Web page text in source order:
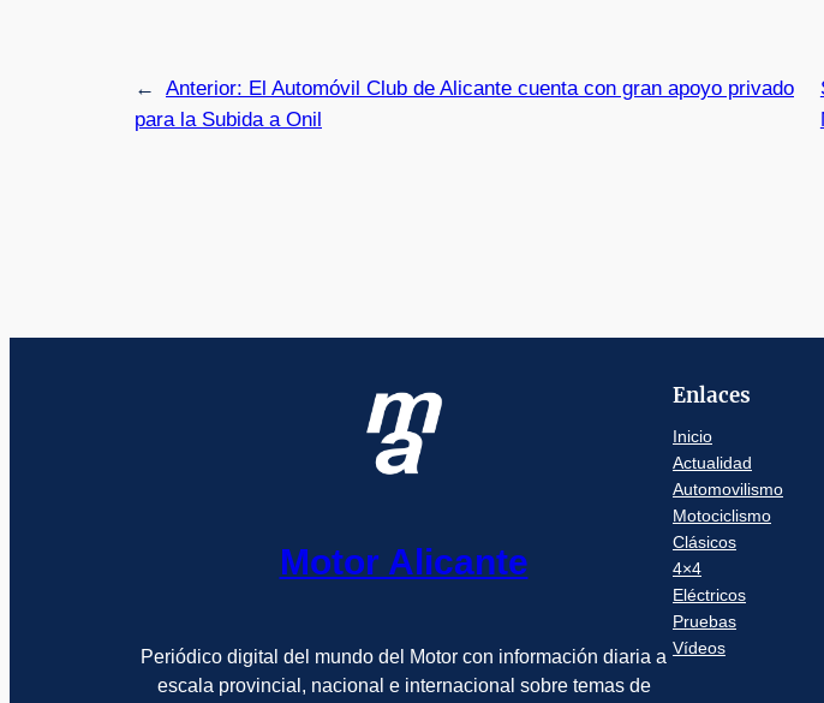
← Anterior: El Automóvil Club de Alicante cuenta con gran apoyo privado
para la Subida a Onil
Motor Alicante
Periódico digital del mundo del Motor con información diaria a
escala provincial, nacional e internacional sobre temas de
Enlaces
Inicio
Actualidad
Automovilismo
Motociclismo
Clásicos
4×4
Eléctricos
Pruebas
Vídeos